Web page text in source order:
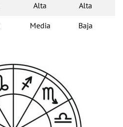
Alta Alta
Media Baja